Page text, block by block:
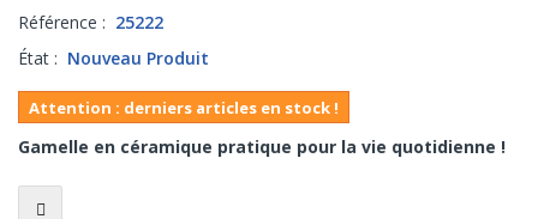
Référence : 25222
État : Nouveau Produit
Attention : derniers articles en stock !
Gamelle en céramique pratique pour la vie quotidienne !